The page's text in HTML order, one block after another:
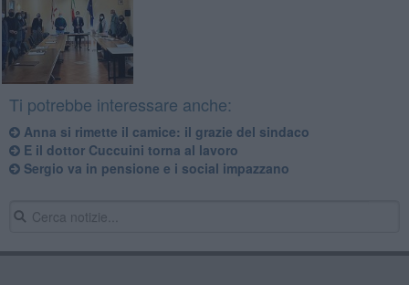
Ti potrebbe interessare anche:
Anna si rimette il camice: il grazie del sindaco
E il dottor Cuccuini torna al lavoro
Sergio va in pensione e i social impazzano